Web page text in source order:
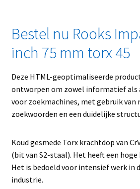
Bestel nu Rooks
inch 75 mm torx 45
Deze HTML-geoptimaliseerde
ontworpen om zowel informatief als
voor zoekmachines, met gebruik van
zoekwoorden en een duidelijke
Koud gesmede Torx krachtdop van
(bit van S2-staal). Het heeft een
Het is bedoeld voor intensief werk in
industrie.